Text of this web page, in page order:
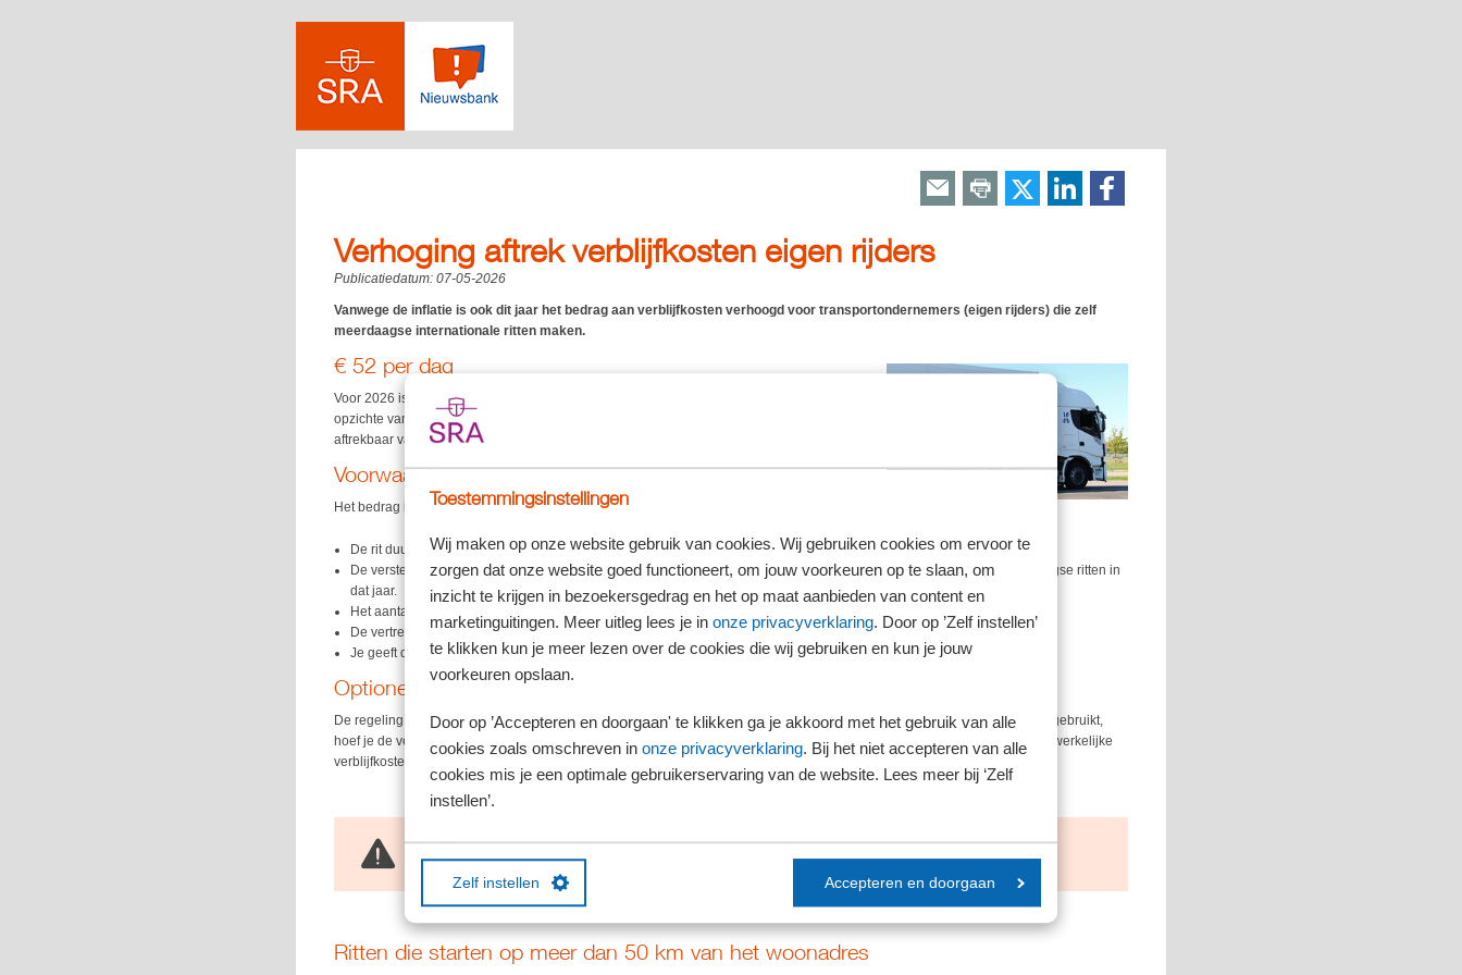
Toestemmingsinstellingen
Wij maken op onze website gebruik van cookies. Wij gebruiken cookies om ervoor te
zorgen dat onze website goed functioneert, om jouw voorkeuren op te slaan, om
inzicht te krijgen in bezoekersgedrag en het op maat aanbieden van content en
marketinguitingen. Meer uitleg lees je in onze privacyverklaring. Door op ’Zelf instellen’
te klikken kun je meer lezen over de cookies die wij gebruiken en kun je jouw
voorkeuren opslaan.
Door op ’Accepteren en doorgaan' te klikken ga je akkoord met het gebruik van alle
cookies zoals omschreven in onze privacyverklaring. Bij het niet accepteren van alle
cookies mis je een optimale gebruikerservaring van de website. Lees meer bij ‘Zelf
instellen’.
Zelf instellen Accepteren en doorgaan
Verhoging aftrek verblijfkosten eigen rijders
Publicatiedatum:07-05-2026
Vanwege de inflatie is ook dit jaar het bedrag aan verblijfkosten verhoogd voor transportondernemers (eigen rijders) die zelf
meerdaagse internationale ritten maken.
€ 52 per dag
Voor 2026 is het bedrag vastgesteld op € 52 per dag, ofwel een verhoging van € 2 ten
opzichte van vorig jaar. Het bedrag van € 52 per dag is voor de transportondernemer
aftrekbaar van de winst.
Voorwaarden
Het bedrag is alleen aftrekbaar als voldaan wordt aan de volgende voorwaarden:
De rit duurt langer dan 24 uur.
De verste bestemming mag niet in Nederland liggen. Er is geen maximum afstand. De regeling geldt voor alle meerdaagse ritten in
dat jaar.
Het aantal gereden dagen moet je kunnen aantonen, bijvoorbeeld met facturen, tachograafschijven of rittenstaten.
De vertrek- en terugkomdag tellen elk mee voor een halve dag.
Je geeft de winst aan in de aangifte inkomstenbelasting.
Optioneel
De regeling is optioneel. Je mag er ieder jaar opnieuw voor kiezen de regeling al dan niet te gebruiken. Als je de regeling gebruikt,
hoef je de verblijfkosten niet aan te tonen met facturen en dergelijke. Dat moet wel als je de regeling niet gebruikt en je de werkelijke
verblijfkosten in aftrek wilt brengen. Dit is dus alleen voordelig als de aftrek per saldo hoger uitvalt dan € 52 per dag.
Let op!
Ritten die starten op meer dan 50 km van het woonadres